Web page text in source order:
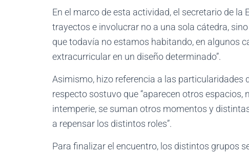
En el marco de esta actividad, el secretario de la
trayectos e involucrar no a una sola cátedra,
que todavía no estamos habitando, en algunos
extracurricular en un diseño determinado”.
Asimismo, hizo referencia a las particularidades
respecto sostuvo que “aparecen otros
intemperie, se suman otros momentos y
a repensar los distintos roles”.
Para finalizar el encuentro, los distintos grupos